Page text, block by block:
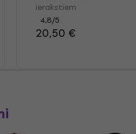
Outer Sleeve Pack
100
ierakstiem
4,8/5
20,50 €